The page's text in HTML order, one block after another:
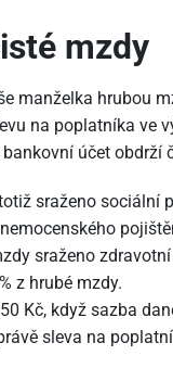
mzdy
manželka hrubou
na poplatníka ve
účet obdrží
sraženo sociální
sraženo
z hrubé mzdy.
Kč, když sazba
sleva na